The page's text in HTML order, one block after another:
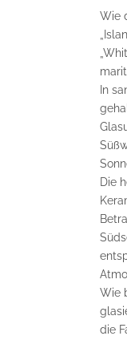
Wie
In
Die
Wie
die